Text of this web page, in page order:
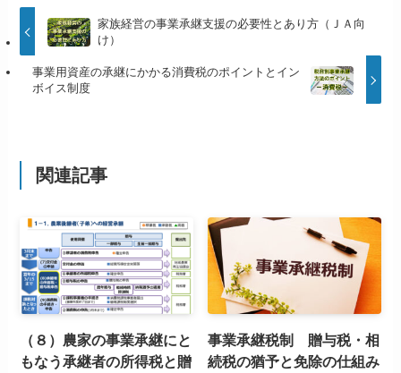
家族経営の事業承継支援の必要性とあり方（ＪＡ向
け）
事業用資産の承継にかかる消費税のポイントとイン
ボイス制度
関連記事
（８）農家の事業承継にと
もなう承継者の所得税と贈
事業承継税制 贈与税・相
続税の猶予と免除の仕組み